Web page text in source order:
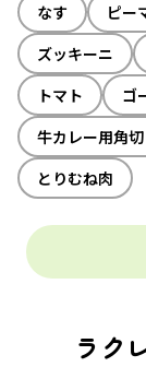
なす ピー
ズッキーニ
トマト
ゴ
牛カレー用角
とりむね肉
ラク